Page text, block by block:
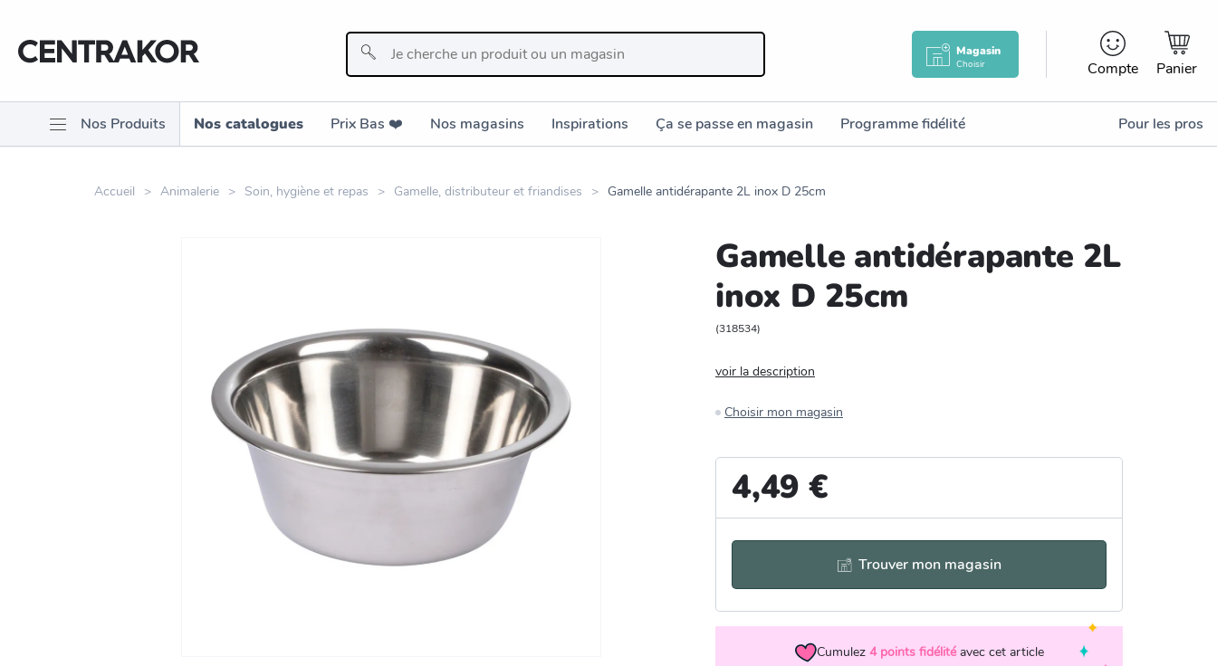
Magasin
Choisir Compte Panier
Nos Produits Nos catalogues Prix Bas ❤️️ Nos magasins Inspirations Ça se passe en magasin Programme fidélité Pour les pros
Accueil Animalerie Soin, hygiène et repas Gamelle, distributeur et friandises Gamelle antidérapante 2L inox D 25cm
Zoomer sur l'image
Gamelle antidérapante 2L
inox D 25cm
(318534)
voir la description
Choisir mon magasin
4,49 €
Trouver mon magasin
Cumulez 4 points fidélité avec cet article